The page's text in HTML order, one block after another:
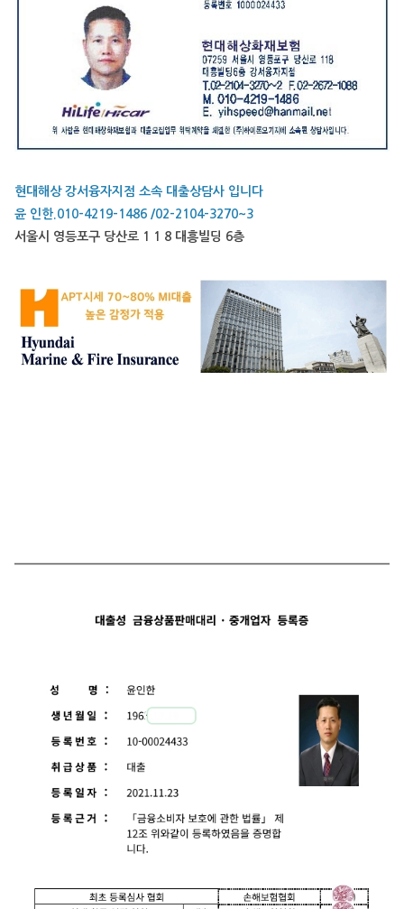
현대해상 강서융자지점 소속 대출상담사 입니다
윤 인한.010-4219-1486 /02-2104-3270~3
서울시 영등포구 당산로 1 1 8 대흥빌딩 6층